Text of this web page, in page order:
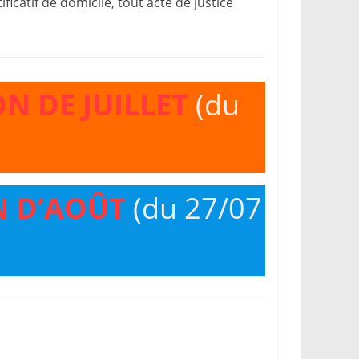
DE JUILLET (du
D’AOÛT(du 27/07